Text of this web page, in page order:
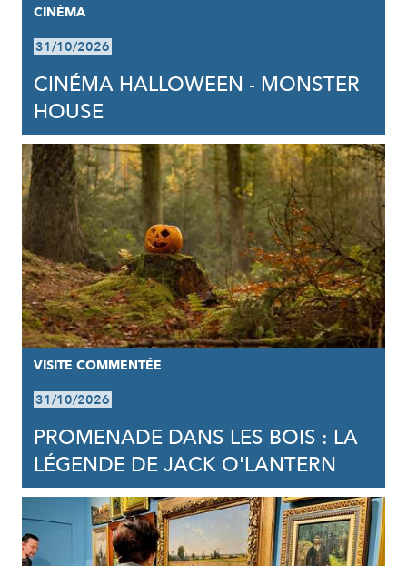
CINÉMA
31/10/2026
CINÉMA HALLOWEEN - MONSTER
HOUSE
VISITE COMMENTÉE
31/10/2026
PROMENADE DANS LES BOIS : LA
LÉGENDE DE JACK O'LANTERN